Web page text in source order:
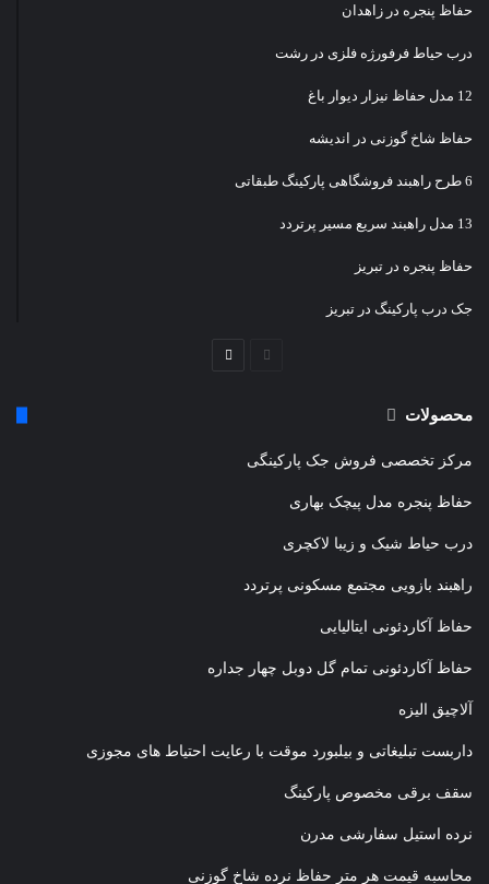
حفاظ پنجره در زاهدان
درب حیاط فرفورژه فلزی در رشت
12 مدل حفاظ نیزار دیوار باغ
حفاظ شاخ گوزنی در اندیشه
6 طرح راهبند فروشگاهی پارکینگ طبقاتی
13 مدل راهبند سریع مسیر پرتردد
حفاظ پنجره در تبریز
جک درب پارکینگ در تبریز
صفحه
محصولات
مرکز تخصصی فروش جک پارکینگی
حفاظ پنجره مدل پیچک بهاری
درب حیاط شیک و زیبا لاکچری
راهبند بازویی مجتمع مسکونی پرتردد
حفاظ آکاردئونی ایتالیایی
حفاظ آکاردئونی تمام گل دوبل چهار جداره
آلاچیق الیزه
داربست تبلیغاتی و بیلبورد موقت با رعایت احتیاط های مجوزی
سقف برقی مخصوص پارکینگ
نرده استیل سفارشی مدرن
محاسبه قیمت هر متر حفاظ نرده شاخ گوزنی